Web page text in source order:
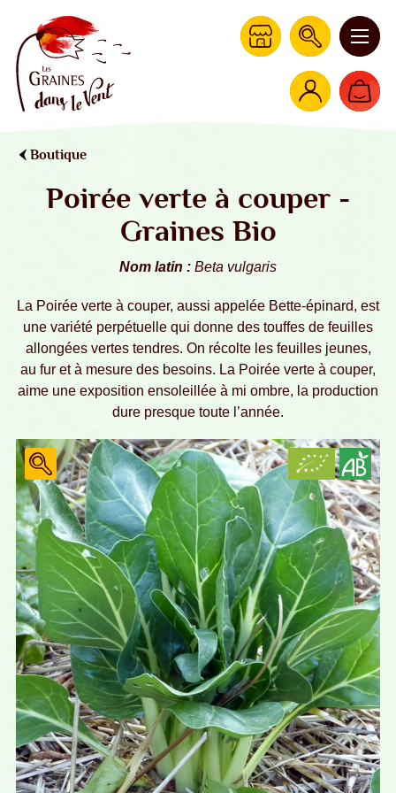
Boutique
Poirée verte à couper -
Graines Bio
Nom latin : Beta vulgaris
La Poirée verte à couper, aussi appelée Bette-épinard, est
une variété perpétuelle qui donne des touffes de feuilles
allongées vertes tendres. On récolte les feuilles jeunes,
au fur et à mesure des besoins. La Poirée verte à couper,
aime une exposition ensoleillée à mi ombre, la production
dure presque toute l’année.